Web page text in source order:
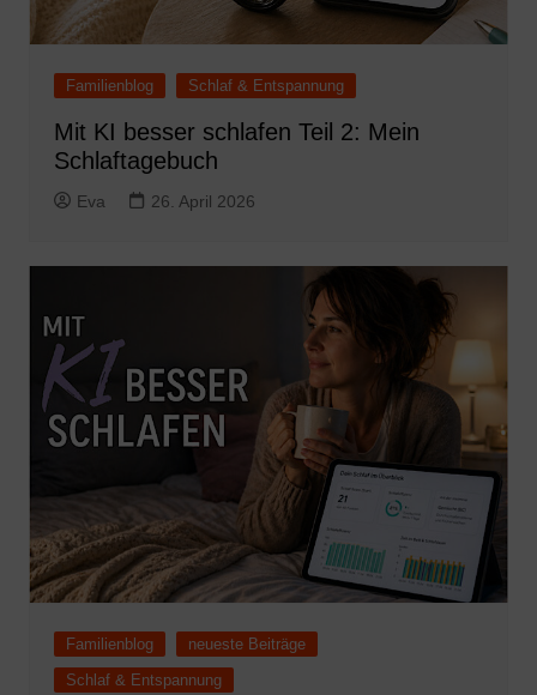
Familienblog Schlaf & Entspannung
Mit KI besser schlafen Teil 2: Mein
Schlaftagebuch
Eva 26. April 2026
Familienblog
neueste Beiträge
Schlaf & Entspannung